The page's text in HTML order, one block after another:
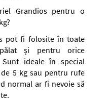
Grandios pentru o
pot fi folosite în toate
și pentru orice
ideale în special
5 kg sau pentru rufe
normal ar fi nevoie să